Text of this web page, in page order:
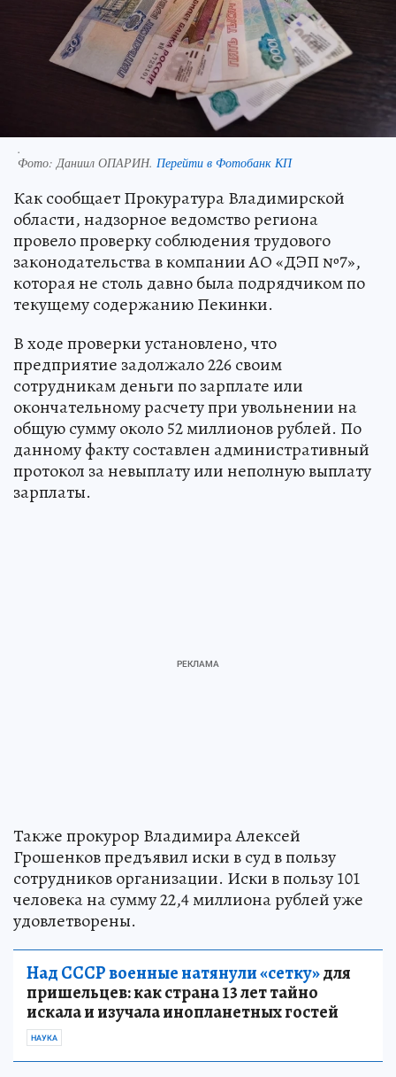
.
Фото:Даниил ОПАРИН. Перейти в Фотобанк КП
Как сообщает Прокуратура Владимирской
области, надзорное ведомство региона
провело проверку соблюдения трудового
законодательства в компании АО «ДЭП №7»,
которая не столь давно была подрядчиком по
текущему содержанию Пекинки.
В ходе проверки установлено, что
предприятие задолжало 226 своим
сотрудникам деньги по зарплате или
окончательному расчету при увольнении на
общую сумму около 52 миллионов рублей. По
данному факту составлен административный
протокол за невыплату или неполную выплату
зарплаты.
Также прокурор Владимира Алексей
Грошенков предъявил иски в суд в пользу
сотрудников организации. Иски в пользу 101
человека на сумму 22,4 миллиона рублей уже
удовлетворены.
Над СССР военные натянули «сетку»для
пришельцев: как страна 13 лет тайно
искала и изучала инопланетных гостей
НАУКА